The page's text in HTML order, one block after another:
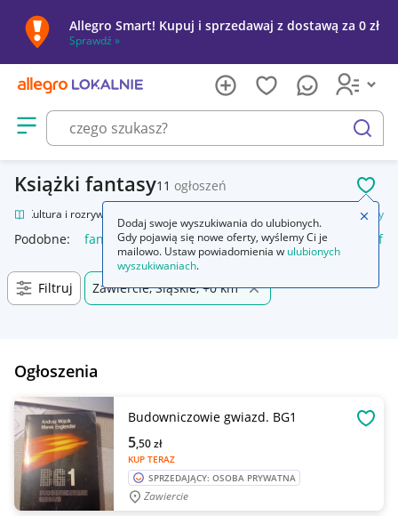
Allegro Smart! Kupuj i sprzedawaj z dostawą za 0 zł
Sprawdź »
Otwórz menu z kategoriami
szukaj
Książki fantasy11 ogłoszeń
Kultura i rozrywka Fantasy
Podobne: fantasy final fantasy final fantasy vii rebirth
Filtruj Zawiercie, Śląskie, +0 km
Ogłoszenia
Budowniczowie gwiazd. BG1
KUP TERAZ
5,50zł
SPRZEDAJĄCY: OSOBA PRYWATNA
Zawiercie
Dodaj swoje wyszukiwania do ulubionych.
Gdy pojawią się nowe oferty, wyślemy Ci je
mailowo. Ustaw powiadomienia w ulubionych
wyszukiwaniach.